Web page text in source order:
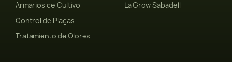
Armarios de Cultivo
Control de Plagas
Tratamiento de Olores
La Grow Sabadell